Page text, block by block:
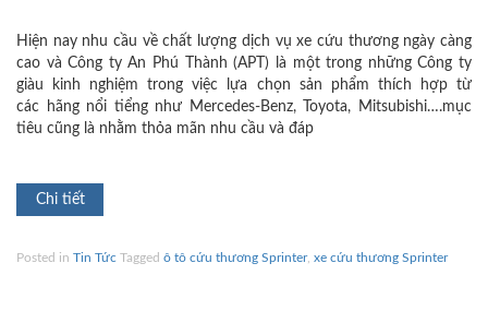
i
o
n
Hiện nay nhu cầu về chất lượng dịch vụ xe cứu thương ngày càng
cao và Công ty An Phú Thành (APT) là một trong những Công ty
giàu kinh nghiệm trong việc lựa chọn sản phẩm thích hợp từ
các hãng nổi tiểng như Mercedes-Benz, Toyota, Mitsubishi….mục
tiêu cũng là nhằm thỏa mãn nhu cầu và đáp
Chi tiết
Posted in Tin Tức Tagged ô tô cứu thương Sprinter, xe cứu thương Sprinter